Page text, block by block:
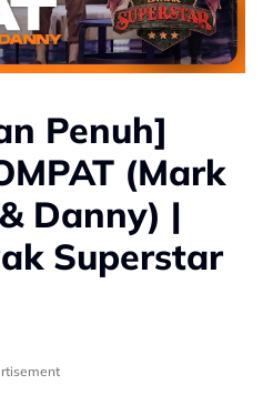
Penuh]
(Mark
Danny) |
Superstar